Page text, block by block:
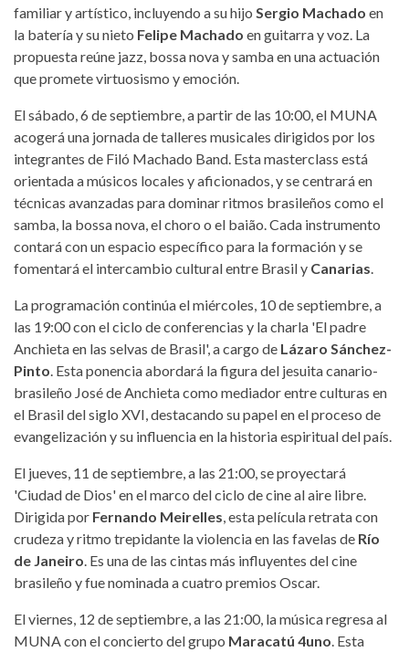
familiar y artístico, incluyendo a su hijo Sergio Machado en
la batería y su nieto Felipe Machado en guitarra y voz. La
propuesta reúne jazz, bossa nova y samba en una actuación
que promete virtuosismo y emoción.
El sábado, 6 de septiembre, a partir de las 10:00, el MUNA
acogerá una jornada de talleres musicales dirigidos por los
integrantes de Filó Machado Band. Esta masterclass está
orientada a músicos locales y aficionados, y se centrará en
técnicas avanzadas para dominar ritmos brasileños como el
samba, la bossa nova, el choro o el baião. Cada instrumento
contará con un espacio específico para la formación y se
fomentará el intercambio cultural entre Brasil y Canarias.
La programación continúa el miércoles, 10 de septiembre, a
las 19:00 con el ciclo de conferencias y la charla 'El padre
Anchieta en las selvas de Brasil', a cargo de Lázaro Sánchez-
Pinto. Esta ponencia abordará la figura del jesuita canario-
brasileño José de Anchieta como mediador entre culturas en
el Brasil del siglo XVI, destacando su papel en el proceso de
evangelización y su influencia en la historia espiritual del país.
El jueves, 11 de septiembre, a las 21:00, se proyectará
'Ciudad de Dios' en el marco del ciclo de cine al aire libre.
Dirigida por Fernando Meirelles, esta película retrata con
crudeza y ritmo trepidante la violencia en las favelas de Río
de Janeiro. Es una de las cintas más influyentes del cine
brasileño y fue nominada a cuatro premios Oscar.
El viernes, 12 de septiembre, a las 21:00, la música regresa al
MUNA con el concierto del grupo Maracatú 4uno. Esta